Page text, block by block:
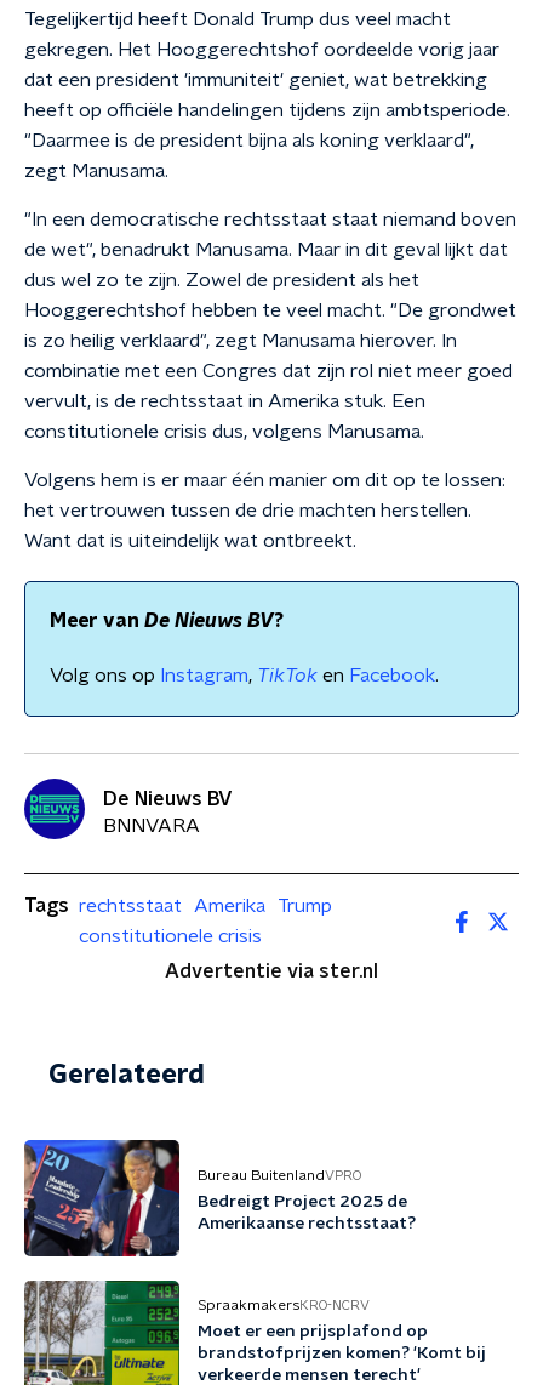
Tegelijkertijd heeft Donald Trump dus veel macht
gekregen. Het Hooggerechtshof oordeelde vorig jaar
dat een president 'immuniteit' geniet, wat betrekking
heeft op officiële handelingen tijdens zijn ambtsperiode.
"Daarmee is de president bijna als koning verklaard",
zegt Manusama.
"In een democratische rechtsstaat staat niemand boven
de wet", benadrukt Manusama. Maar in dit geval lijkt dat
dus wel zo te zijn. Zowel de president als het
Hooggerechtshof hebben te veel macht. "De grondwet
is zo heilig verklaard", zegt Manusama hierover. In
combinatie met een Congres dat zijn rol niet meer goed
vervult, is de rechtsstaat in Amerika stuk. Een
constitutionele crisis dus, volgens Manusama.
Volgens hem is er maar één manier om dit op te lossen:
het vertrouwen tussen de drie machten herstellen.
Want dat is uiteindelijk wat ontbreekt.
Meer van De Nieuws BV?
Volg ons op Instagram, TikTok en Facebook.
De Nieuws BV
BNNVARA
Tags rechtsstaat Amerika
Trump
constitutionele crisis
Advertentie via ster.nl
Gerelateerd
Bureau BuitenlandVPRO
Bedreigt Project 2025 de
Amerikaanse rechtsstaat?
SpraakmakersKRO-NCRV
Moet er een prijsplafond op
brandstofprijzen komen? 'Komt bij
verkeerde mensen terecht'